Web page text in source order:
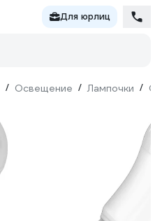
Для юрлиц
/ Освещение / Лампочки /